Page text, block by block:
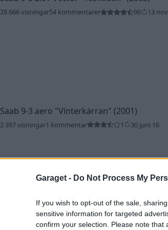
Garaget - Do Not Process My
If you wish to opt-out of the sale,
sensitive information for targeted
confirm your selection. Please note
28 666 visningar54 kommentarer 96 13
Saab 9-3 aero "Vinterkärran" (2001)
2 397 visningar1 kommentar 1 30 juni 16
Saab 9-3 aero (2001)